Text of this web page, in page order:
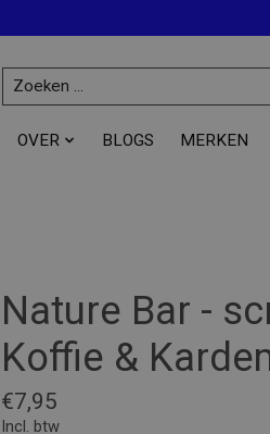
OVER BLOGS MERKEN
Nature Bar -
Koffie &
€7,95
Incl. btw